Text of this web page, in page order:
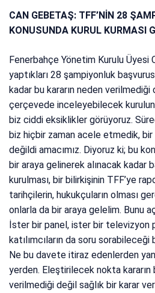
CAN GEBETAŞ: TFF’NİN 28
KONUSUNDA KURUL KURMASI
Fenerbahçe Yönetim Kurulu Üyesi
yaptıkları 28 şampiyonluk
kadar bu kararın neden
çerçevede inceleyebilecek kurulun
biz ciddi eksiklikler görüyoruz.
biz hiçbir zaman acele etmedik, bir
değildi amacımız. Diyoruz ki; bu
bir araya gelinerek alınacak kadar
kurulması, bir bilirkişinin TFF’ye
tarihçilerin, hukukçuların olması
onlarla da bir araya gelelim. Bunu
İster bir panel, ister bir televizyon
katılımcıların da soru
Ne bu davete itiraz edenlerden
yerden. Eleştirilecek nokta kararın
verilmediği değil sağlık bir karar